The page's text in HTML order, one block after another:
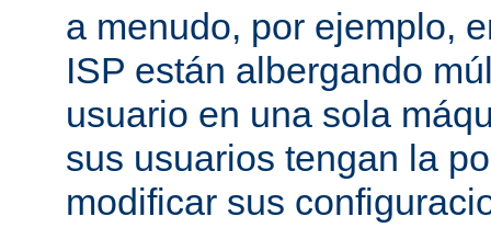
a menudo, por ejemplo,
ISP están albergando
usuario en una sola
sus usuarios tengan la
modificar sus